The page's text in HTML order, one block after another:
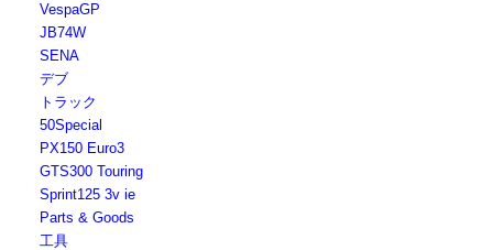
VespaGP
JB74W
SENA
デブ
トラック
50Special
PX150 Euro3
GTS300 Touring
Sprint125 3v ie
Parts & Goods
工具